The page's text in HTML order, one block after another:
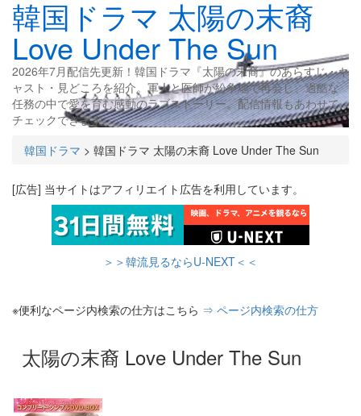
韓国ドラマ 太陽の末裔
Love Under The Sun
2026年7月配信先更新！韓国ドラマ『太陽の末裔』のあらすじ・キ
ャスト・見どころを紹介。軍人と医師が紛争地で再会し、過酷な
任務の中で愛を育む感動のラブストーリー。配信情報もあわせて
チェックできます。
韓国ドラマ > 韓国ドラマ 太陽の末裔 Love Under The Sun
[広告] 当サイトはアフィリエイト広告を利用しています。
＞＞韓流見るならU-NEXT＜＜
※便利なページ内検索の仕方はこちら ⇒ ページ内検索の仕方
太陽の末裔 Love Under The Sun